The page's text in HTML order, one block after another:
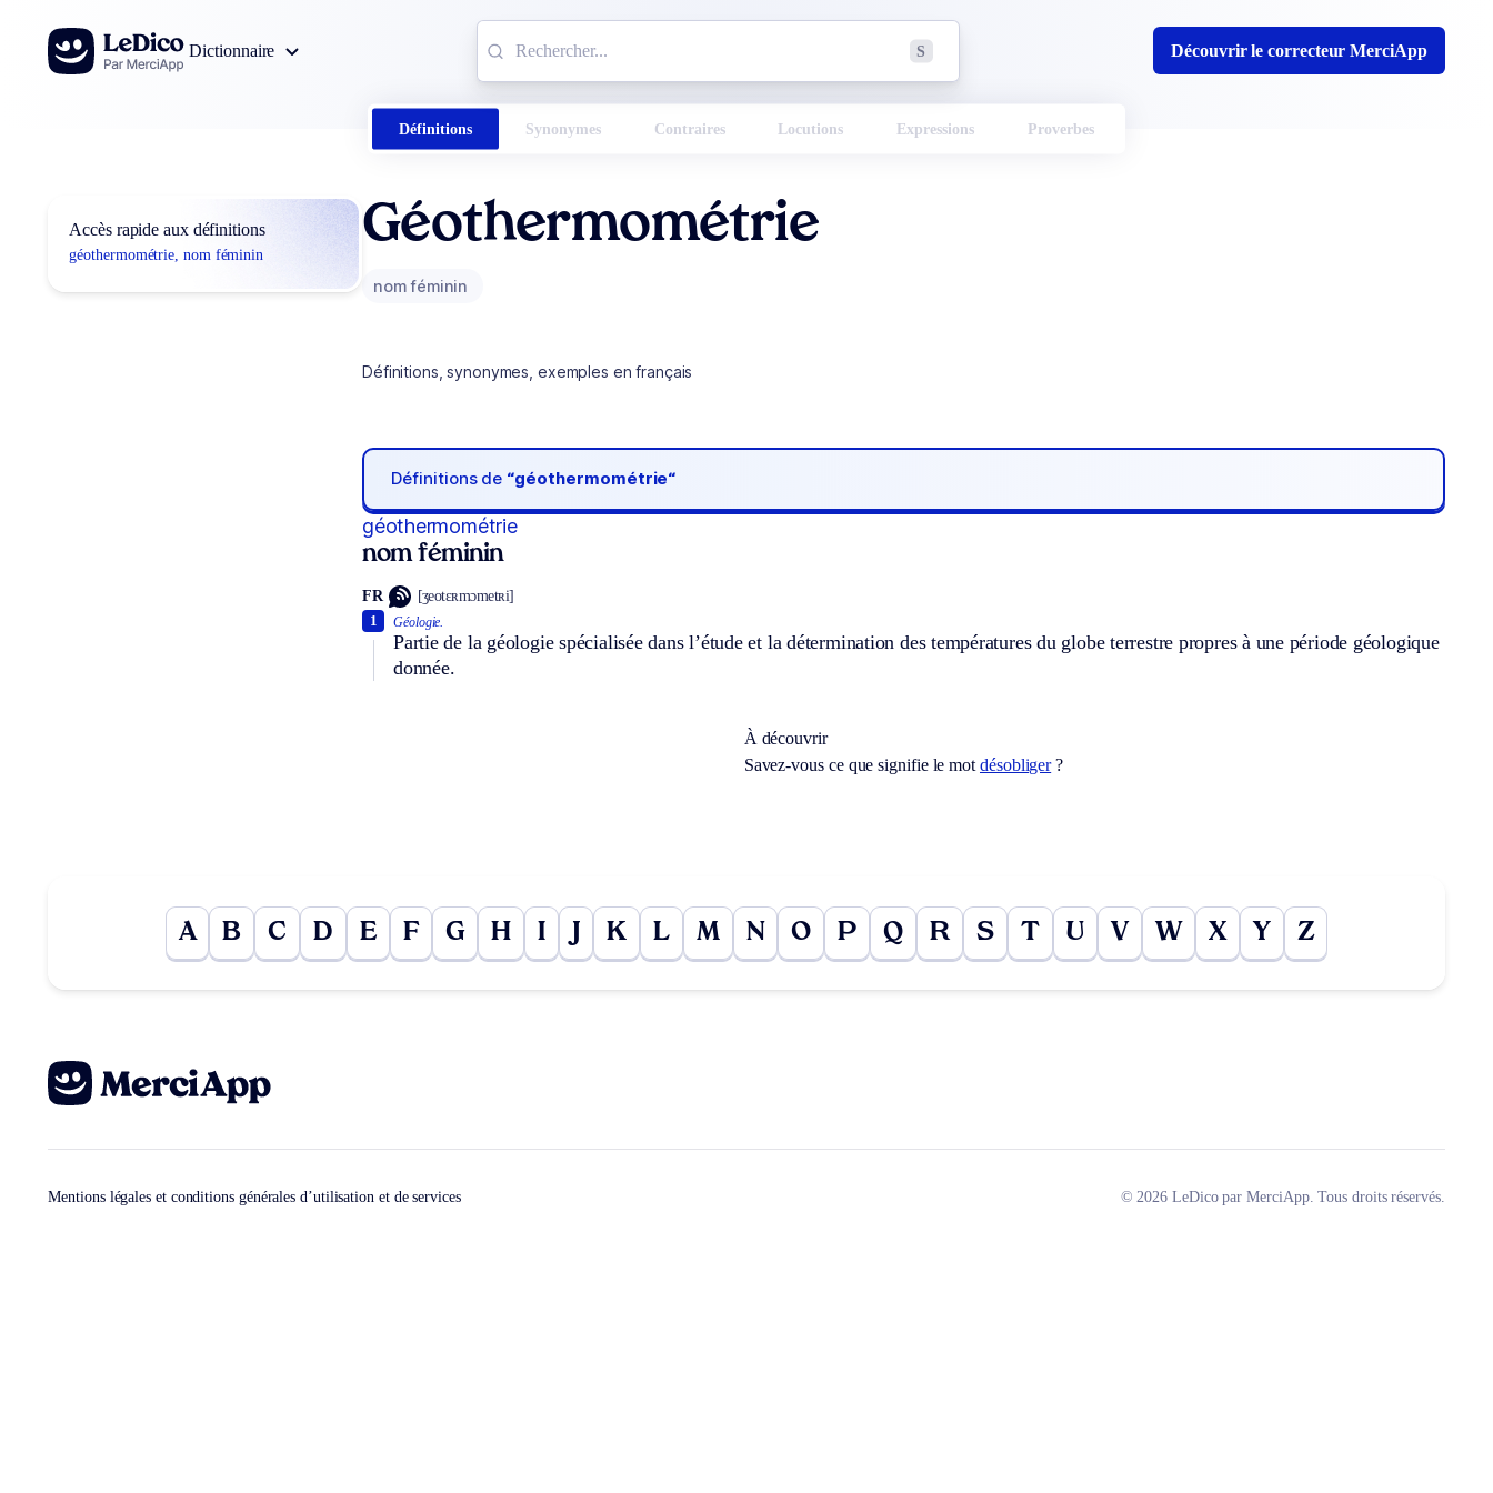
Aller au contenu
Dictionnaire
S Découvrir le correcteur MerciApp
Définitions Synonymes Contraires Locutions Expressions Proverbes
Accès rapide aux définitions
géothermométrie, nom féminin
Géothermométrie
nom féminin
Définitions, synonymes, exemples en français
Définitions de “géothermométrie“
géothermométrie
nom féminin
FR [ʒeotɛʀmɔmetʀi]
Géologie.
Partie de la géologie spécialisée dans l’étude et la détermination des températures du globe terrestre propres à une période géologique
donnée.
1
À découvrir
Savez-vous ce que signifie le mot désobliger?
A B C D E F G H I K L M N O P Q R S T U V W X Y Z
Mentions légales et conditions générales d’utilisation et de services © 2026 LeDico par MerciApp. Tous droits réservés.